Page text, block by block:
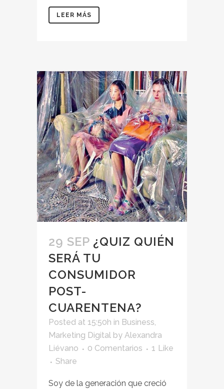
LEER MÁS
29 SEP ¿QUIZ QUIÉN
SERÁ TU
CONSUMIDOR
POST-
CUARENTENA?
Posted at 15:50h in Business,
Marketing Digital by Alexandra
Liévano
0 Comentarios 1 Like
Share
Soy de la generación que creció